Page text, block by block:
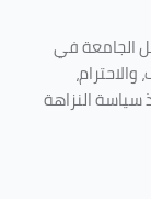
الجامعة في
النزاهة